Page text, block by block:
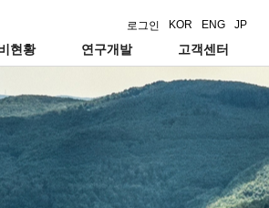
JP
ENG
KOR
로그인
현황 연구개발 고객센터